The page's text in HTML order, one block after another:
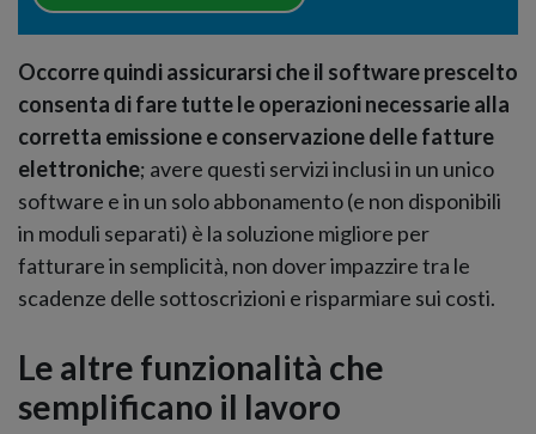
Occorre quindi assicurarsi che il software prescelto
consenta di fare tutte le operazioni necessarie alla
corretta emissione e conservazione delle fatture
elettroniche; avere questi servizi inclusi in un unico
software e in un solo abbonamento (e non disponibili
in moduli separati) è la soluzione migliore per
fatturare in semplicità, non dover impazzire tra le
scadenze delle sottoscrizioni e risparmiare sui costi.
Le altre funzionalità che
semplificano il lavoro